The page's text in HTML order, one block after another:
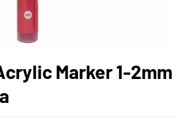
Marker 1-2mm